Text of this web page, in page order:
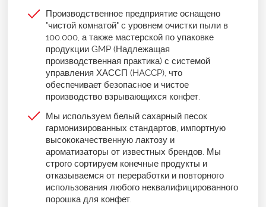
Производственное предприятие оснащено
"чистой комнатой" с уровнем очистки пыли в
100.000, а также мастерской по упаковке
продукции GMP (Надлежащая
производственная практика) с системой
управления ХАССП (HACCP), что
обеспечивает безопасное и чистое
производство взрывающихся конфет.
Мы используем белый сахарный песок
гармонизированных стандартов, импортную
высококачественную лактозу и
ароматизаторы от известных брендов. Мы
строго сортируем конечные продукты и
отказываемся от переработки и повторного
использования любого неквалифицированного
порошка для конфет.